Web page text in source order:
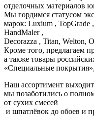
отделочных материалов
Мы гордимся статусом
марок: Luxium , TopGrade
HandMaler ,
Decorazza , Titan, Welton,
Кроме того, предлагаем
а также товары
«Специальные
Наш ассортимент
мы позаботились о
от сухих смесей
и шпатлёвок до обоев и